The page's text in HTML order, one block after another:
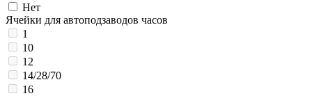
Нет
Ячейки для автоподзаводов часов
1
10
12
14/28/70
16